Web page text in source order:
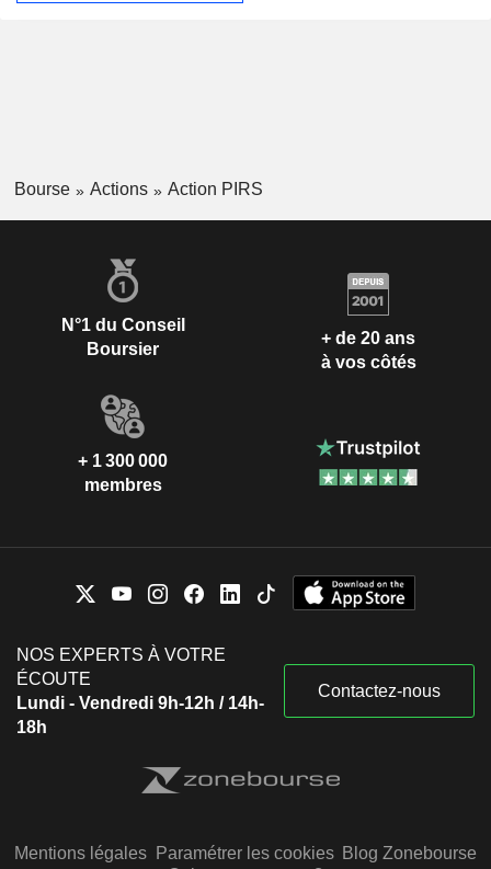
Bourse Actions Action PIRS
N°1 du Conseil
Boursier
+ de 20 ans
à vos côtés
+ 1 300 000
membres
NOS EXPERTS À VOTRE
ÉCOUTE
Lundi - Vendredi 9h-12h / 14h-
18h
Contactez-nous
Mentions légales Paramétrer les cookies Blog Zonebourse